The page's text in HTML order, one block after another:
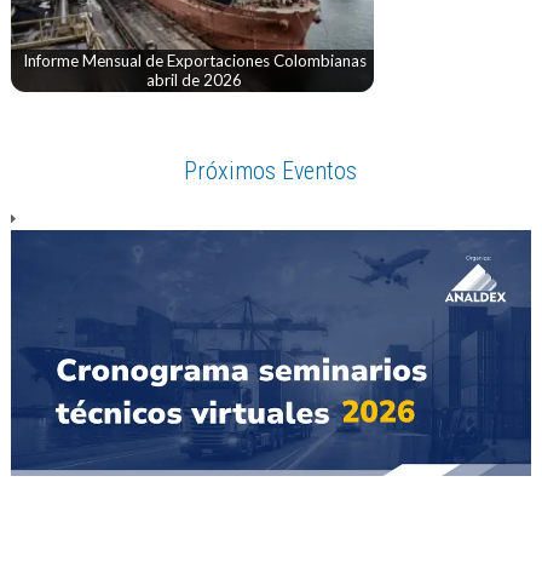
Informe Mensual de Exportaciones Colombianas
abril de 2026
Próximos Eventos